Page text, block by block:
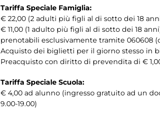
Tariffa Speciale Famiglia:
€ 22,00 (2 adulti più figli al di sotto dei 18
€ 11,00 (1 adulto più figli al di sotto dei 18
prenotabili esclusivamente tramite 060608
Acquisto dei biglietti per il giorno stesso in
Preacquisto con diritto di prevendita di €
Tariffa Speciale Scuola:
€ 4,00 ad alunno (ingresso gratuito ad un
9.00-19.00)